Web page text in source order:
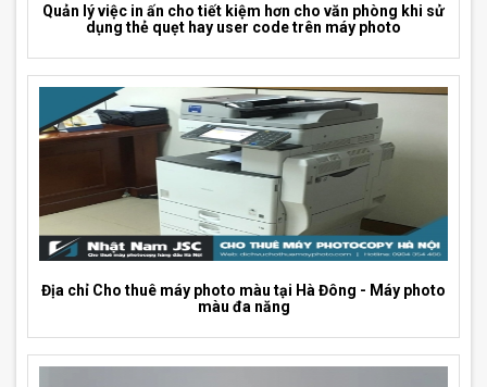
Quản lý việc in ấn cho tiết kiệm hơn cho văn phòng khi sử
dụng thẻ quẹt hay user code trên máy photo
Địa chỉ Cho thuê máy photo màu tại Hà Đông - Máy photo
màu đa năng